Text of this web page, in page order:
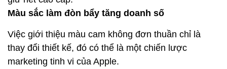
Màu sắc làm đòn bẩy tăng doanh số
Việc giới thiệu màu cam không đơn thuần chỉ là
thay đổi thiết kế, đó có thể là một chiến lược
marketing tinh vi của Apple.